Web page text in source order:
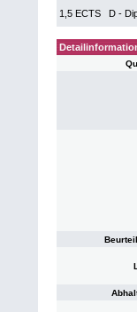
1,5 ECTS
D -